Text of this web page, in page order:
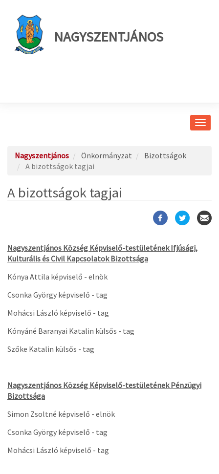
NAGYSZENTJÁNOS
Nagyszentjános Önkormányzat
Bizottságok
A bizottságok tagjai
A bizottságok tagjai
Nagyszentjános Község Képviselő-testületének Ifjúsági,
Kulturális és Civil Kapcsolatok Bizottsága
Kónya Attila képviselő - elnök
Csonka György képviselő - tag
Mohácsi László képviselő - tag
Kónyáné Baranyai Katalin külsős - tag
Szőke Katalin külsős - tag
Nagyszentjános Község Képviselő-testületének Pénzügyi
Bizottsága
Simon Zsoltné képviselő - elnök
Csonka György képviselő - tag
Mohácsi László képviselő - tag